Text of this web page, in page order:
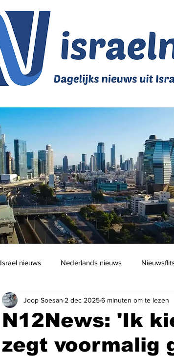
Israel nieuws Nederlands nieuws
Jodendom en cultuur Podcast
N12News: 'Ik
zegt voormalig
Joop Soesan 2 dec 20256 minuten om te lezen